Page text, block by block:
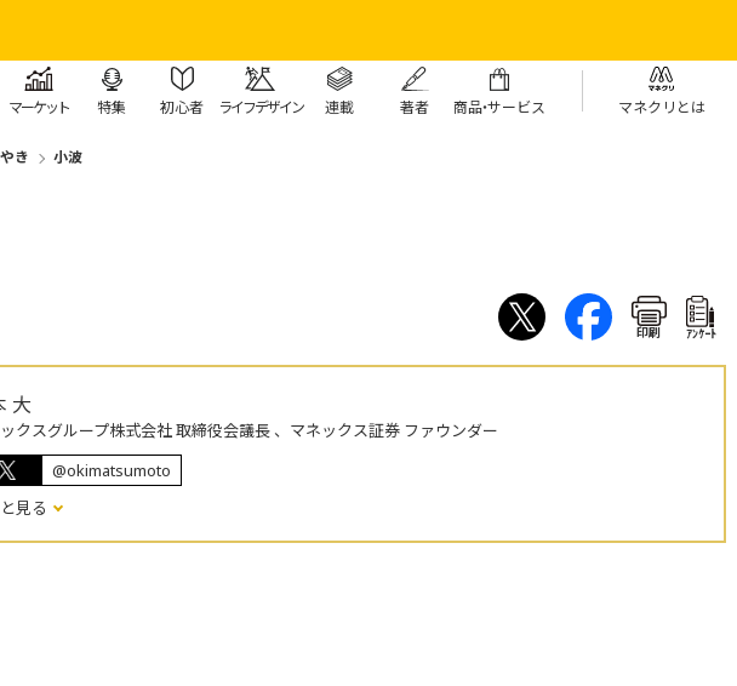
マーケット 特集 初心者 ライフデザイン 連載 著者 商品・サービス マネクリとは
き 小波
印刷 ｱﾝｹｰﾄ
大
クスグループ株式会社 取締役会議長 、マネックス証券 ファウンダー
@okimatsumoto
見る